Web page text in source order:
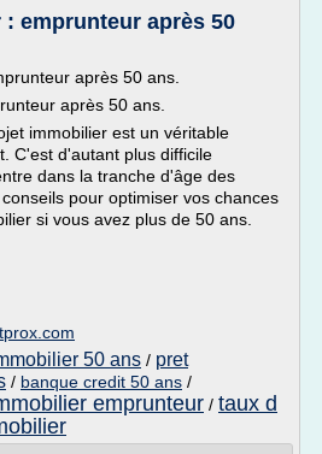
emprunteur après 50
après 50 ans.
après 50 ans.
immobilier est un véritable
C'est d'autant plus difficile
dans la tranche d'âge des
pour optimiser vos chances
si vous avez plus de 50 ans.
50 ans / pret
/ banque credit 50 ans /
emprunteur / taux d